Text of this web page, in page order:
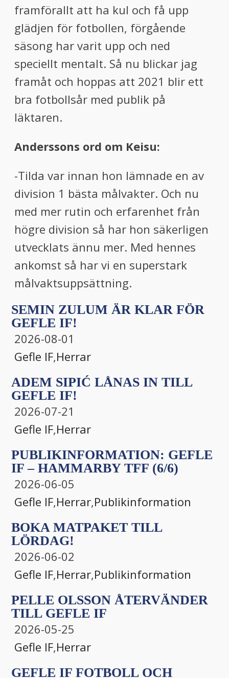
framförallt att ha kul och få upp
glädjen för fotbollen, förgående
säsong har varit upp och ned
speciellt mentalt. Så nu blickar jag
framåt och hoppas att 2021 blir ett
bra fotbollsår med publik på
läktaren.
Anderssons ord om Keisu:
-Tilda var innan hon lämnade en av
division 1 bästa målvakter. Och nu
med mer rutin och erfarenhet från
högre division så har hon säkerligen
utvecklats ännu mer. Med hennes
ankomst så har vi en superstark
målvaktsuppsättning.
SEMIN ZULUM ÄR KLAR FÖR
GEFLE IF!
2026-08-01
Gefle IF,Herrar
ADEM SIPIĆ LÅNAS IN TILL
GEFLE IF!
2026-07-21
Gefle IF,Herrar
PUBLIKINFORMATION: GEFLE
IF – HAMMARBY TFF (6/6)
2026-06-05
Gefle IF,Herrar,Publikinformation
BOKA MATPAKET TILL
LÖRDAG!
2026-06-02
Gefle IF,Herrar,Publikinformation
PELLE OLSSON ÅTERVÄNDER
TILL GEFLE IF
2026-05-25
Gefle IF,Herrar
GEFLE IF FOTBOLL OCH